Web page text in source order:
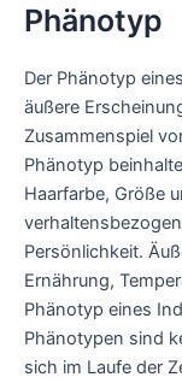
Phänotyp
Der Phänotyp
äußere
Zusammenspiel
Phänotyp
Haarfarbe, Größe
Persönlichkeit.
Ernährung,
Phänotyp eines
Phänotypen sind
sich im Laufe der